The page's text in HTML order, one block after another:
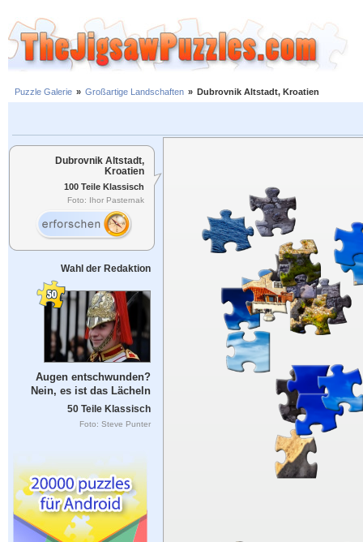
Puzzle Galerie » Großartige Landschaften » Dubrovnik Altstadt, Kroatien
Dubrovnik Altstadt,
Kroatien
100 Teile Klassisch
Foto: Ihor Pasternak
Wahl der Redaktion
Augen entschwunden?
Nein, es ist das Lächeln
50 Teile Klassisch
Foto: Steve Punter